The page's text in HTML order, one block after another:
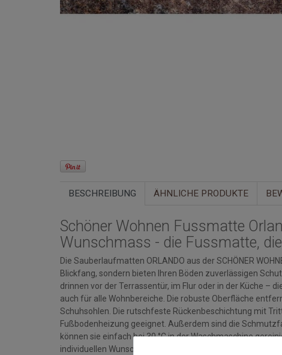
BESCHREIBUNG ÄHNLICHE PRODUKTE
Schöner Wohnen Fussmatte
Wunschmass - die Fussmatte,
Die Sauberlaufmatten ORLANDO aus der SCHÖNER
Blickfang, sondern bieten Ihren Böden zuverlässigen
drinnen vor der Terrassentür, im Flur oder in der Küche –
auch für alle Wohnbereiche. Die robuste Oberfläche
Schuhsohlen. Die rutschfeste Rückenbeschichtung mit
Fußbodenheizung geeignet. Außerdem sind die
können sie einfach bei 30 °C in der Waschmaschine
individuellen Wunschmaß erhältlich.